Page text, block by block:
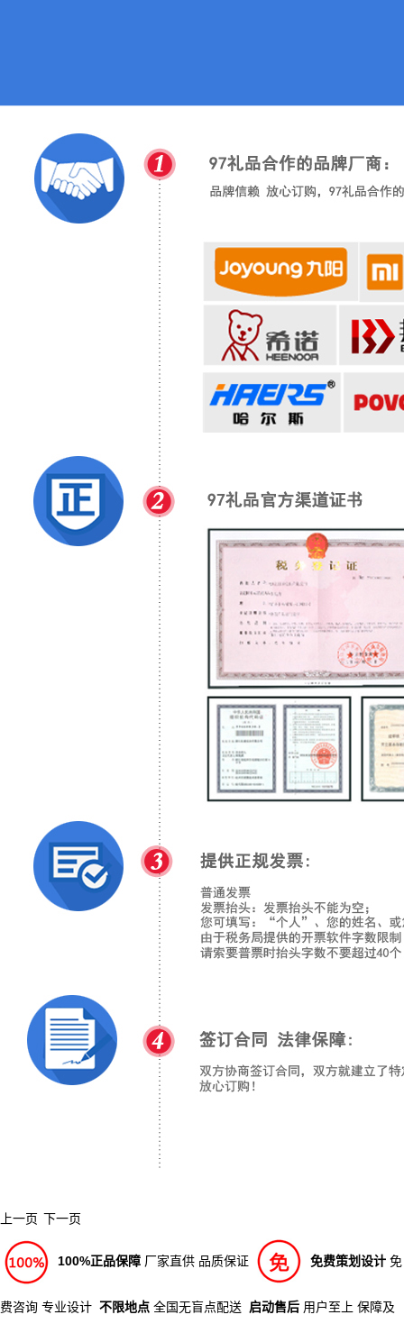
上一页 下一页
100%正品保障 厂家直供 品质保证 免费策划设计 免
费咨询 专业设计 不限地点 全国无盲点配送 启动售后 用户至上 保障及